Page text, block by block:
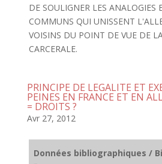
DE SOULIGNER LES ANALOGIES
COMMUNS QUI UNISSENT
VOISINS DU POINT DE VUE DE
CARCERALE.
PRINCIPE DE LEGALITE ET
PEINES EN FRANCE ET EN
= DROITS ?
Avr 27, 2012
Données bibliographiques /